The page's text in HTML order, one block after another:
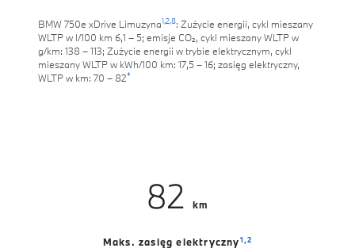
BMW 750e xDrive Limuzyna1,2,8: Zużycie energii, cykl mieszany
WLTP w l/100 km 6,1 – 5; emisje CO₂, cykl mieszany WLTP w
g/km: 138 – 113; Zużycie energii w trybie elektrycznym, cykl
mieszany WLTP w kWh/100 km: 17,5 – 16; zasięg elektryczny,
WLTP w km: 70 – 82*
82km
Maks. zasięg elektryczny1,2